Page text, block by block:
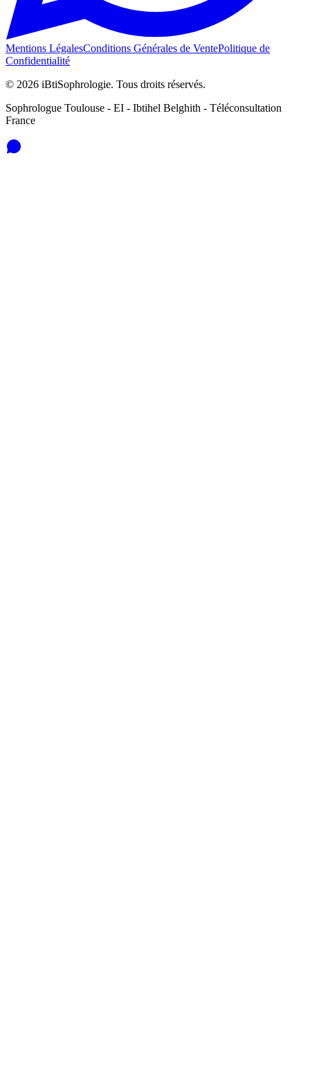
Mentions LégalesConditions Générales de VentePolitique de
Confidentialité
© 2026 iBtiSophrologie. Tous droits réservés.
Sophrologue Toulouse - EI - Ibtihel Belghith - Téléconsultation
France